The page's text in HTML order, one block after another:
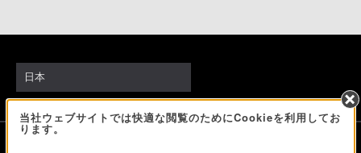
当社ウェブサイトでは快適な閲覧のためにCookieを利用してお
ります。
日本
ソニーストアでのお買い物にあたって